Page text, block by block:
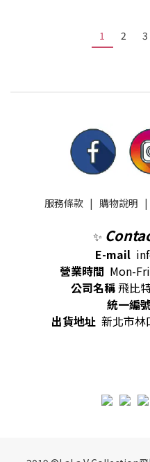
1 2 3
服務條款| 購物說明 |
✨
E-mail
營業時間 Mon-
公司名稱飛比
統一編
出貨地址 新北市林